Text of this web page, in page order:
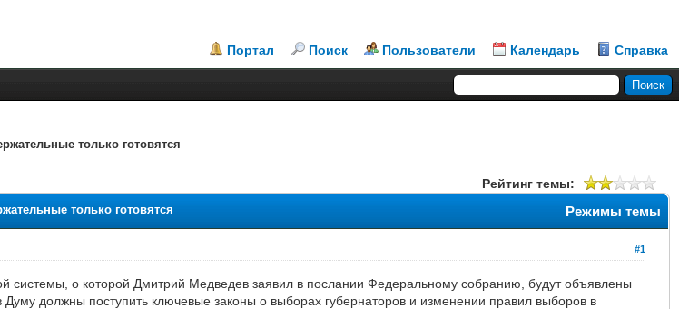
Портал Поиск Пользователи Календарь Справка
только готовятся
Рейтинг темы:
Режимы темы
только готовятся
#1
системы, о которой Дмитрий Медведев заявил в послании Федеральному собранию, будут объявлены
должны поступить ключевые законы о выборах губернаторов и изменении правил выборов в